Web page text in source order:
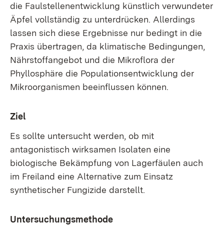
die Faulstellenentwicklung künstlich verwundeter
Äpfel vollständig zu unterdrücken. Allerdings
lassen sich diese Ergebnisse nur bedingt in die
Praxis übertragen, da klimatische Bedingungen,
Nährstoffangebot und die Mikroflora der
Phyllosphäre die Populationsentwicklung der
Mikroorganismen beeinflussen können.
Ziel
Es sollte untersucht werden, ob mit
antagonistisch wirksamen Isolaten eine
biologische Bekämpfung von Lagerfäulen auch
im Freiland eine Alternative zum Einsatz
synthetischer Fungizide darstellt.
Untersuchungsmethode